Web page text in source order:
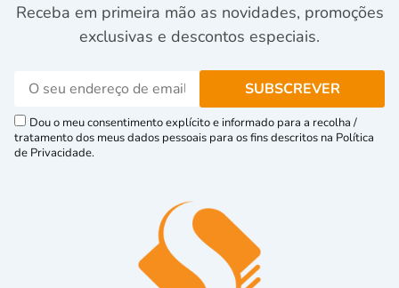
Receba em primeira mão as novidades, promoções
exclusivas e descontos especiais.
Dou o meu consentimento explícito e informado para a recolha /
tratamento dos meus dados pessoais para os fins descritos na Política
de Privacidade.